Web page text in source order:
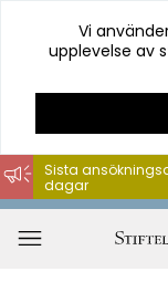
Hoppa
till
innehåll
Vi
upplevelse av
Sista
dagar